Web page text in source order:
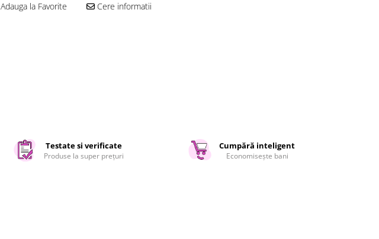
Adauga la Favorite Cere informatii
Testate si verificate
Produse la super prețuri
Cumpără inteligent
Economisește bani